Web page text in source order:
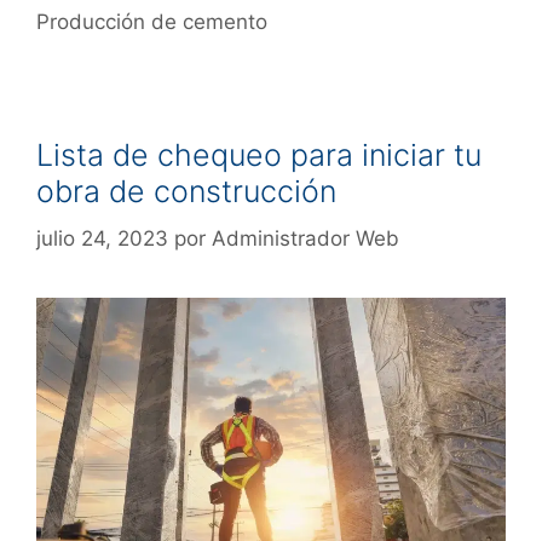
Producción de cemento
Lista de chequeo para iniciar tu
obra de construcción
julio 24, 2023 por Administrador Web